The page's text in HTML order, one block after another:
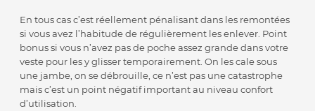
En tous cas c’est réellement pénalisant dans les remontées
si vous avez l’habitude de régulièrement les enlever. Point
bonus si vous n’avez pas de poche assez grande dans votre
veste pour les y glisser temporairement. On les cale sous
une jambe, on se débrouille, ce n’est pas une catastrophe
mais c’est un point négatif important au niveau confort
d’utilisation.